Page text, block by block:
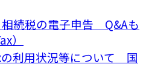
続税の電子申告 Q&Aも
）
利用状況等について 国